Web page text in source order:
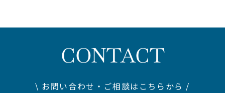
CONTACT
\ お問い合わせ・ご相談はこちらから /